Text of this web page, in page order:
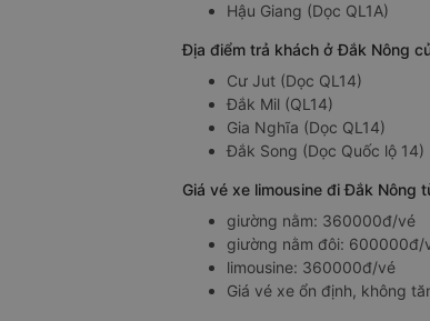
Hậu Giang (Dọc QL1A)
Địa điểm trả khách ở Đắk Nông
Cư Jut (Dọc QL14)
Đắk Mil (QL14)
Gia Nghĩa (Dọc QL14)
Đắk Song (Dọc Quốc lộ 14)
Giá vé xe limousine đi Đắk Nông
giường nằm: 360000đ/vé
giường nằm đôi: 600000đ/
limousine: 360000đ/vé
Giá vé xe ổn định, không